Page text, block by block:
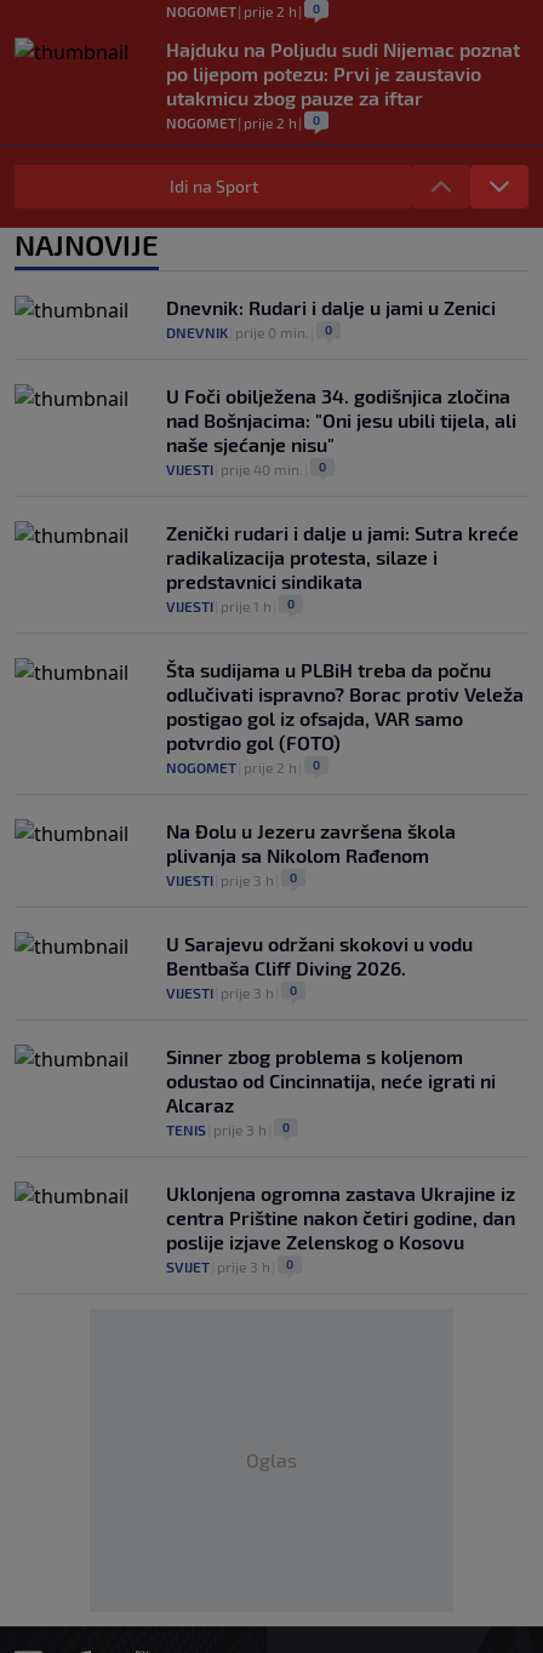
NOGOMET| prije 2 h | 0
Hajduku na Poljudu sudi Nijemac poznat
po lijepom potezu: Prvi je zaustavio
utakmicu zbog pauze za iftar
NOGOMET| prije 2 h | 0
Asistencija iz auta kakva se rijetko viđa:
Napravio salto pa savršeno pronašao
0
legendi NBA lige
0
Idi na Sport
NAJNOVIJE
Dnevnik: Rudari i dalje u jami u Zenici
DNEVNIK prije 0 min. 0
U Foči obilježena 34. godišnjica zločina
nad Bošnjacima: "Oni jesu ubili tijela, ali
naše sjećanje nisu"
VIJESTI prije 40 min. 0
Zenički rudari i dalje u jami: Sutra kreće
radikalizacija protesta, silaze i
predstavnici sindikata
VIJESTI prije 1 h 0
Šta sudijama u PLBiH treba da počnu
odlučivati ispravno? Borac protiv Veleža
postigao gol iz ofsajda, VAR samo
potvrdio gol (FOTO)
NOGOMET prije 2 h 0
Na Đolu u Jezeru završena škola
plivanja sa Nikolom Rađenom
VIJESTI prije 3 h 0
U Sarajevu održani skokovi u vodu
Bentbaša Cliff Diving 2026.
VIJESTI prije 3 h 0
Sinner zbog problema s koljenom
odustao od Cincinnatija, neće igrati ni
Alcaraz
TENIS prije 3 h 0
Uklonjena ogromna zastava Ukrajine iz
centra Prištine nakon četiri godine, dan
poslije izjave Zelenskog o Kosovu
SVIJET prije 3 h 0
Oglas